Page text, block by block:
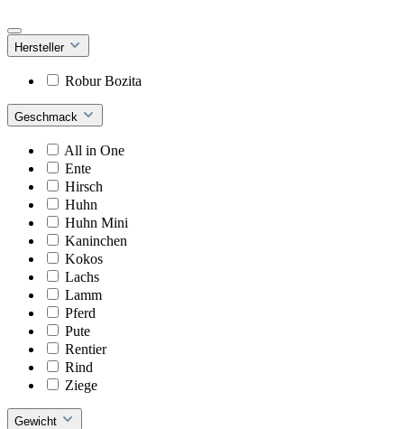
Hersteller
Robur Bozita
Geschmack
All in One
Ente
Hirsch
Huhn
Huhn Mini
Kaninchen
Kokos
Lachs
Lamm
Pferd
Pute
Rentier
Rind
Ziege
Gewicht